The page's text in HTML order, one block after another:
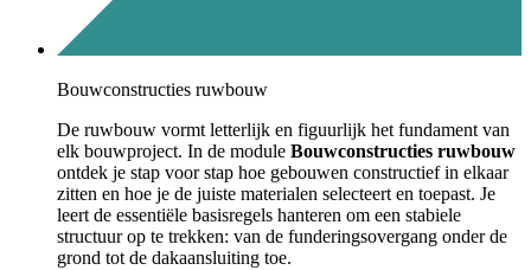
Bouwconstructies ruwbouw
De ruwbouw vormt letterlijk en figuurlijk het fundament van
elk bouwproject. In de module Bouwconstructies ruwbouw
ontdek je stap voor stap hoe gebouwen constructief in elkaar
zitten en hoe je de juiste materialen selecteert en toepast. Je
leert de essentiële basisregels hanteren om een stabiele
structuur op te trekken: van de funderingsovergang onder de
grond tot de dakaansluiting toe.